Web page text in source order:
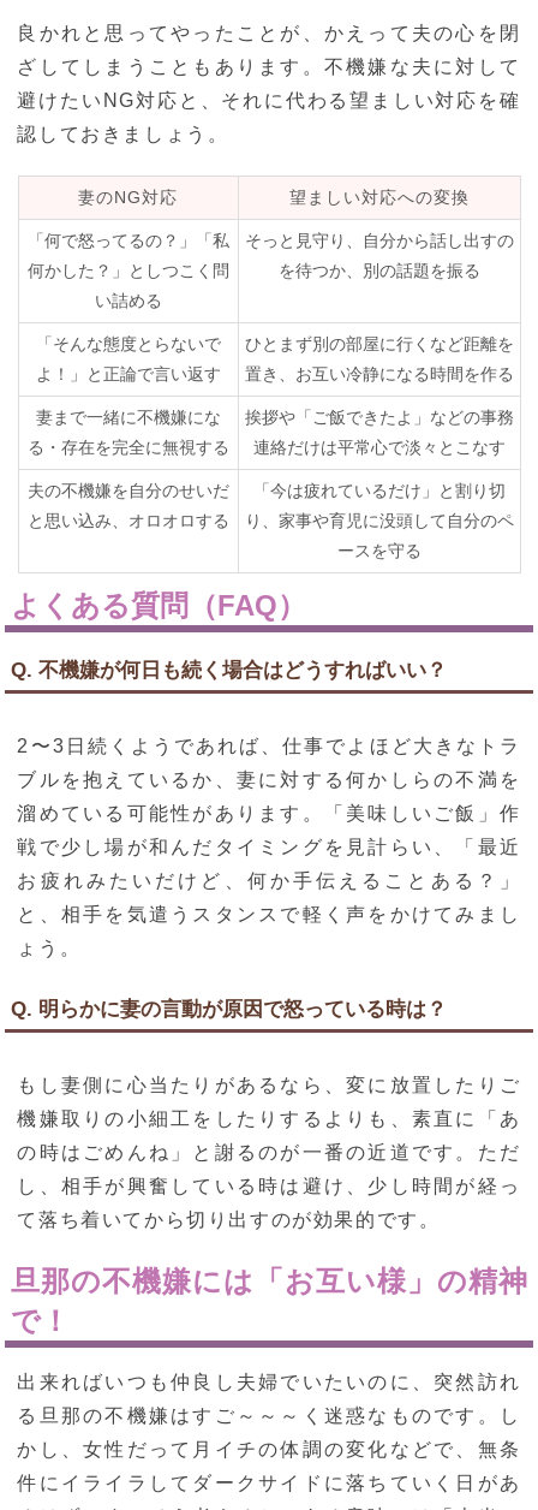
良かれと思ってやったことが、かえって夫の心を閉
ざしてしまうこともあります。不機嫌な夫に対して
避けたいNG対応と、それに代わる望ましい対応を確
認しておきましょう。
妻のNG対応 望ましい対応への変換
「何で怒ってるの？」「私
何かした？」としつこく問
い詰める
そっと見守り、自分から話し出すの
を待つか、別の話題を振る
「そんな態度とらないで
よ！」と正論で言い返す
ひとまず別の部屋に行くなど距離を
置き、お互い冷静になる時間を作る
妻まで一緒に不機嫌にな
る・存在を完全に無視する
挨拶や「ご飯できたよ」などの事務
連絡だけは平常心で淡々とこなす
夫の不機嫌を自分のせいだ
と思い込み、オロオロする
「今は疲れているだけ」と割り切
り、家事や育児に没頭して自分のペ
ースを守る
よくある質問（FAQ）
Q. 不機嫌が何日も続く場合はどうすればいい？
2〜3日続くようであれば、仕事でよほど大きなトラ
ブルを抱えているか、妻に対する何かしらの不満を
溜めている可能性があります。「美味しいご飯」作
戦で少し場が和んだタイミングを見計らい、「最近
お疲れみたいだけど、何か手伝えることある？」
と、相手を気遣うスタンスで軽く声をかけてみまし
ょう。
Q. 明らかに妻の言動が原因で怒っている時は？
もし妻側に心当たりがあるなら、変に放置したりご
機嫌取りの小細工をしたりするよりも、素直に「あ
の時はごめんね」と謝るのが一番の近道です。ただ
し、相手が興奮している時は避け、少し時間が経っ
て落ち着いてから切り出すのが効果的です。
旦那の不機嫌には「お互い様」の精神
で！
出来ればいつも仲良し夫婦でいたいのに、突然訪れ
る旦那の不機嫌はすご～～～く迷惑なものです。し
かし、女性だって月イチの体調の変化などで、無条
件にイライラしてダークサイドに落ちていく日があ